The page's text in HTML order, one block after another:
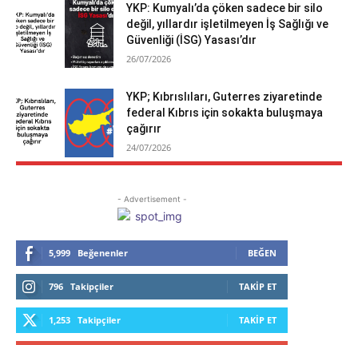
YKP: Kumyalı’da çöken sadece bir silo
değil, yıllardır işletilmeyen İş Sağlığı ve
Güvenliği (İSG) Yasası’dır
26/07/2026
YKP; Kıbrıslıları, Guterres ziyaretinde
federal Kıbrıs için sokakta buluşmaya
çağırır
24/07/2026
- Advertisement -
5,999 Beğenenler BEĞEN
796 Takipçiler TAKIP ET
1,253 Takipçiler TAKIP ET